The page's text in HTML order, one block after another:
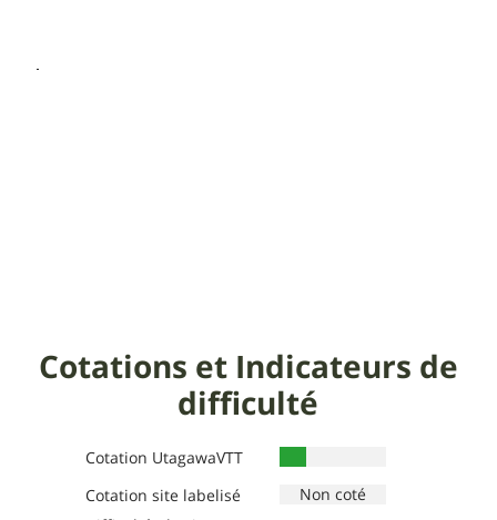
Cotations et Indicateurs de
difficulté
Cotation UtagawaVTT
Cotation site labelisé